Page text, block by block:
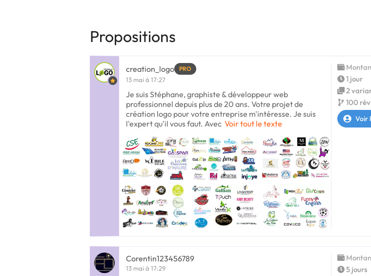
Propositions
creation_logo PRO
13 mai à 17:27
Je suis Stéphane, graphiste & développeur web
professionnel depuis plus de 20 ans. Votre projet de
création logo pour votre entreprise m'intéresse. Je suis
l'expert qu'il vous faut. Avec Voir tout le texte
1 jour
2
100
Voir
Corentin123456789
13 mai à 17:29
5 jours